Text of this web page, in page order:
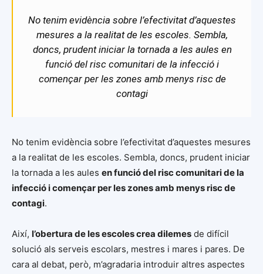
No tenim evidència sobre l’efectivitat d’aquestes
mesures a la realitat de les escoles. Sembla,
doncs, prudent iniciar la tornada a les aules en
funció del risc comunitari de la infecció i
començar per les zones amb menys risc de
contagi
No tenim evidència sobre l’efectivitat d’aquestes mesures
a la realitat de les escoles. Sembla, doncs, prudent iniciar
la tornada a les aules en funció del risc comunitari de la
infecció i començar per les zones amb menys risc de
contagi.
Així, l’obertura de les escoles crea dilemes de difícil
solució als serveis escolars, mestres i mares i pares. De
cara al debat, però, m’agradaria introduir altres aspectes